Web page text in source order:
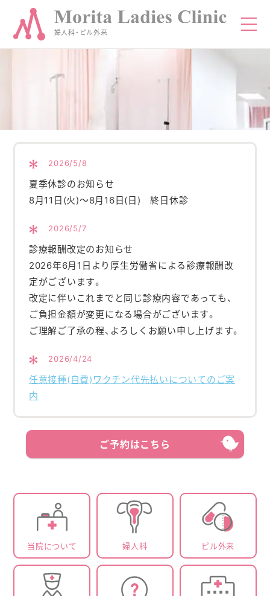
婦人科・ピル外来
HOME
当院について
医師紹介
よくあるご質問
アクセスマップ
採用情報
ご予約はこちら
2026/5/8
夏季休診のお知らせ
8月11日(火)～8月16日(日) 終日休診
2026/5/7
診療報酬改定のお知らせ
2026年6月1日より厚生労働省による診療報酬改
定がございます。
改定に伴いこれまでと同じ診療内容であっても、
ご負担金額が変更になる場合がございます。
ご理解ご了承の程、よろしくお願い申し上げます。
2026/4/24
任意接種(自費)ワクチン代先払いについてのご案
内
当院について 婦人科 ピル外来